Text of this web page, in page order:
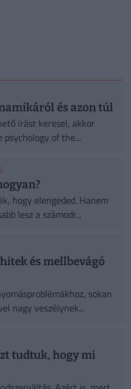
és azon túl
írást keresel, akkor
psychology of the...
hogy elengeded. Hanem
lesz a számodr...
és mellbevágó
sokan
nagy veszélynek...
tudtuk, hogy mi